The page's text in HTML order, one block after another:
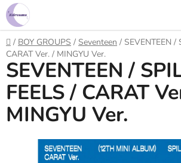
Prejsť
na
obsah
Domov
/ BOY GROUPS / Seventeen / SEVENTEEN /
CARAT Ver. / MINGYU Ver.
SEVENTEEN /
FEELS / CARAT
MINGYU Ver.